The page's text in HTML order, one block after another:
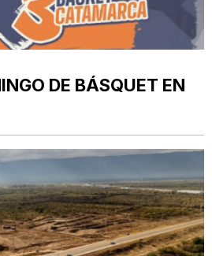
DE BÁSQUET EN